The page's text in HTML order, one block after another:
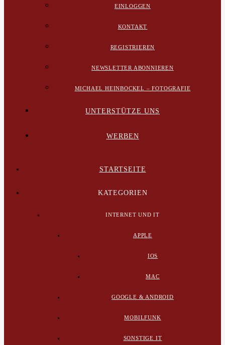
EINLOGGEN
KONTAKT
REGISTRIEREN
NEWSLETTER ABONNIEREN
MICHAEL HEINBOCKEL – FOTOGRAFIE
UNTERSTÜTZE UNS
WERBEN
STARTSEITE
KATEGORIEN
INTERNET UND IT
APPLE
IOS
MAC
GOOGLE & ANDROID
MOBILFUNK
SONSTIGE IT